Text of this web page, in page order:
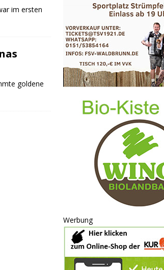
im ersten
goldene
Werbung